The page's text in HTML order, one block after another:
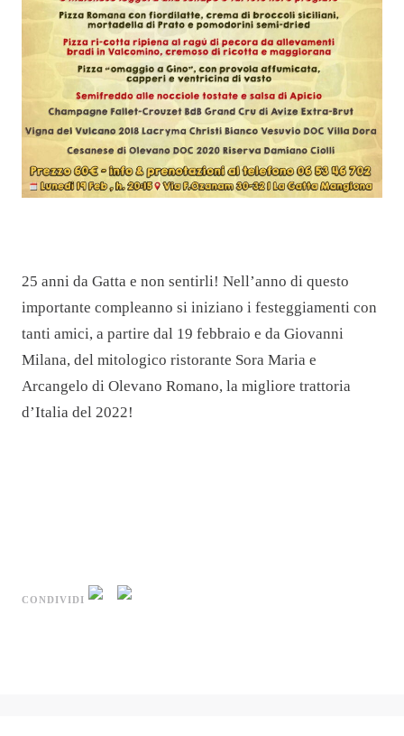
25 anni da Gatta e non sentirli! Nell’anno di questo
importante compleanno si iniziano i festeggiamenti con
tanti amici, a partire dal 19 febbraio e da Giovanni
Milana, del mitologico ristorante Sora Maria e
Arcangelo di Olevano Romano, la migliore trattoria
d’Italia del 2022!
CONDIVIDI